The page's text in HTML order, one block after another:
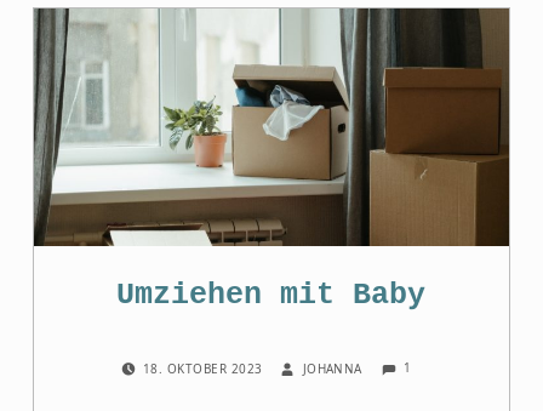
Umziehen mit Baby
18. OKTOBER 2023 JOHANNA 1